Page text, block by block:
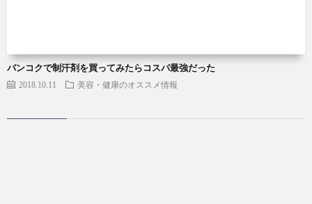
バンコクで制汗剤を買ってみたらコスパ最強だった
2018.10.11 美容・健康のオススメ情報